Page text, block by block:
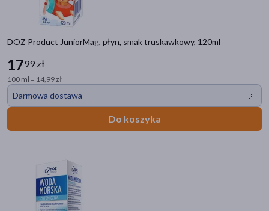
DOZ Product JuniorMag, płyn, smak truskawkowy, 120ml
1799 zł
100 ml = 14,99 zł
Darmowa dostawa
Do koszyka